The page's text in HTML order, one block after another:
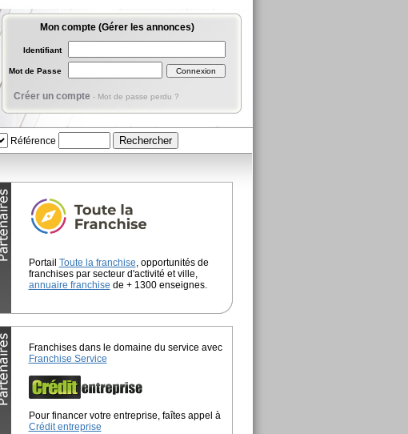
Mon compte (Gérer les annonces)
Identifiant
Mot de Passe
Créer un compte - Mot de passe perdu ?
Référence
Portail Toute la franchise, opportunités de
franchises par secteur d'activité et ville,
annuaire franchise de + 1300 enseignes.
Franchises dans le domaine du service avec
Franchise Service
Pour financer votre entreprise, faîtes appel à
Crédit entreprise